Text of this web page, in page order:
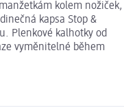
kolem nožiček,
kapsa Stop &
Plenkové kalhotky od
vyměnitelné během